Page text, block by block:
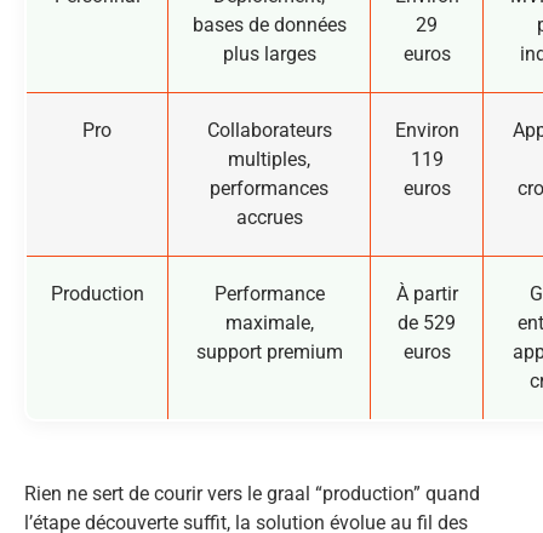
bases de données
plus larges
29
euros
Pro
Collaborateurs
multiples,
performances
accrues
Environ
119
euros
Production
Performance
maximale,
support premium
À partir
de 529
euros
Rien ne sert de courir vers le graal “production” quand
l’étape découverte suffit, la solution évolue au fil des